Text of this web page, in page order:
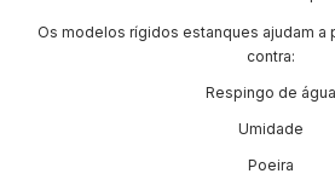
Os modelos rígidos estanques ajudam a
contra:
Respingo de água
Umidade
Poeira